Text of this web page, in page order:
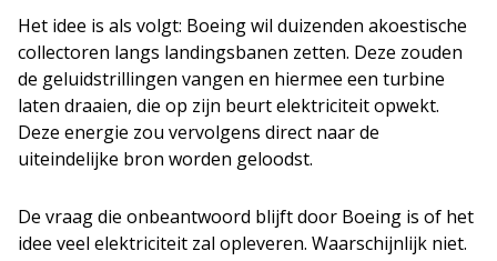
Het idee is als volgt: Boeing wil duizenden akoestische
collectoren langs landingsbanen zetten. Deze zouden
de geluidstrillingen vangen en hiermee een turbine
laten draaien, die op zijn beurt elektriciteit opwekt.
Deze energie zou vervolgens direct naar de
uiteindelijke bron worden geloodst.
De vraag die onbeantwoord blijft door Boeing is of het
idee veel elektriciteit zal opleveren. Waarschijnlijk niet.